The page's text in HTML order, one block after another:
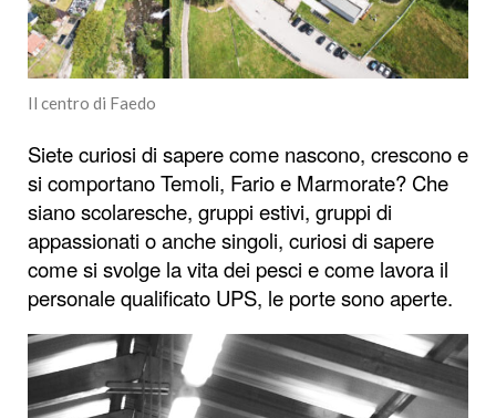
Il centro di Faedo
Siete curiosi di sapere come nascono, crescono e
si comportano Temoli, Fario e Marmorate? Che
siano scolaresche, gruppi estivi, gruppi di
appassionati o anche singoli, curiosi di sapere
come si svolge la vita dei pesci e come lavora il
personale qualificato UPS, le porte sono aperte.